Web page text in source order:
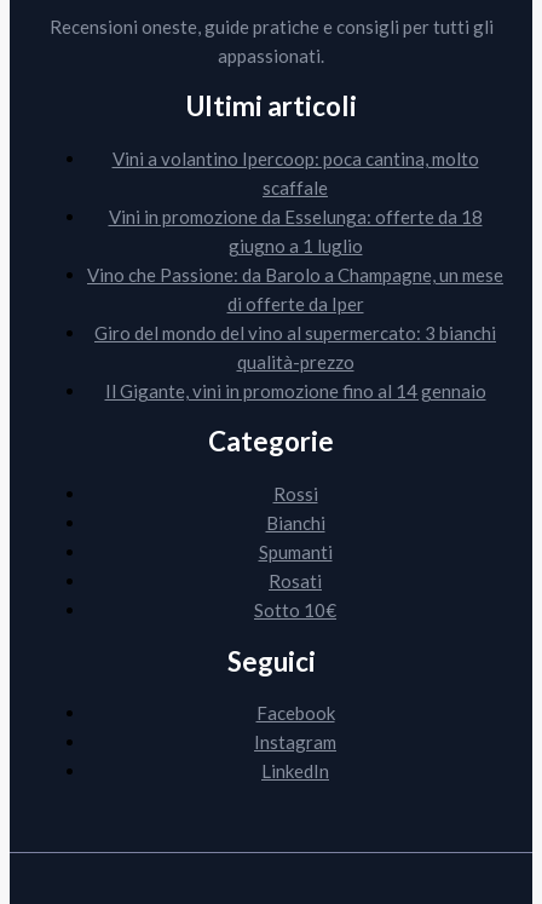
Recensioni oneste, guide pratiche e consigli per tutti gli
appassionati.
Ultimi articoli
Vini a volantino Ipercoop: poca cantina, molto
scaffale
Vini in promozione da Esselunga: offerte da 18
giugno a 1 luglio
Vino che Passione: da Barolo a Champagne, un mese
di offerte da Iper
Giro del mondo del vino al supermercato: 3 bianchi
qualità-prezzo
Il Gigante, vini in promozione fino al 14 gennaio
Categorie
Rossi
Bianchi
Spumanti
Rosati
Sotto 10€
Seguici
Facebook
Instagram
LinkedIn